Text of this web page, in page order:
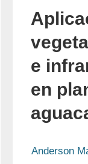
e
en
Anderson